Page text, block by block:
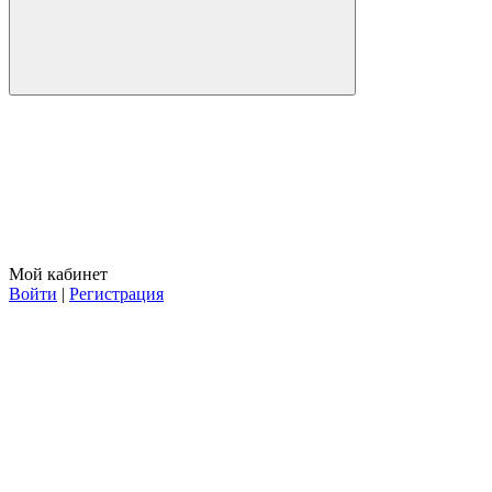
Мой кабинет
Войти | Регистрация